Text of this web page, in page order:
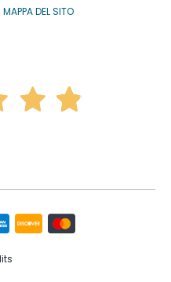
MAPPA DEL SITO